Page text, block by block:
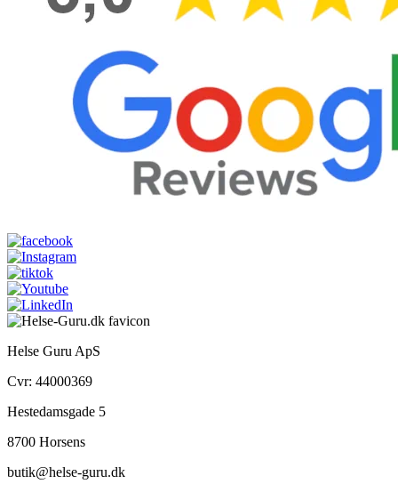
Helse Guru ApS
Cvr: 44000369
Hestedamsgade 5
8700 Horsens
butik@helse-guru.dk